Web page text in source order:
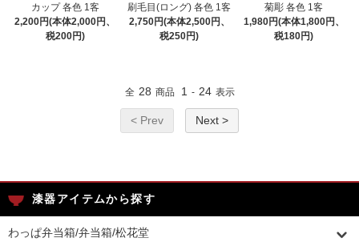
カップ 各色 1客
2,200円(本体2,000円、
税200円)
刷毛目(ロング) 各色 1客
2,750円(本体2,500円、
税250円)
菊彫 各色 1客
1,980円(本体1,800円、
税180円)
全 28 商品 1 - 24 表示
< Prev Next >
漆器アイテムから探す
わっぱ弁当箱/弁当箱/松花堂